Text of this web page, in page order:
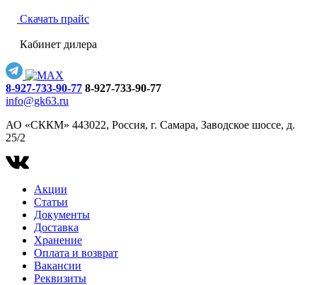
Скачать прайс
Кабинет дилера
8-927-733-90-77 8-927-733-90-77
info@gk63.ru
АО «СККМ» 443022, Россия, г. Самара, Заводское шоссе, д.
25/2
Акции
Статьи
Документы
Доставка
Хранение
Оплата и возврат
Вакансии
Реквизиты